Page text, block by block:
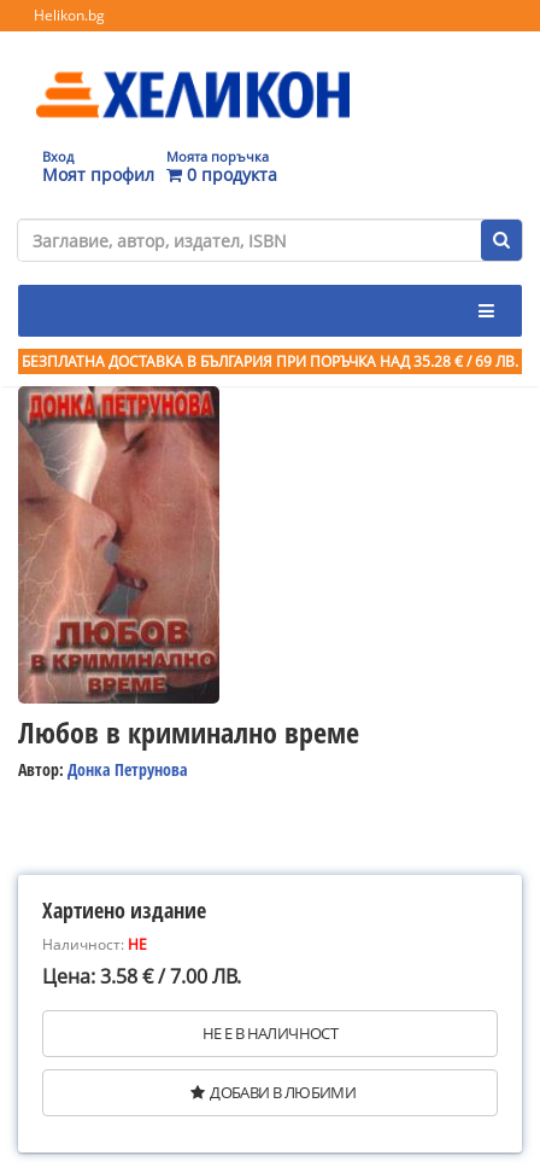
Helikon.bg
Вход
Моят профил
Моята поръчка
0 продукта
БЕЗПЛАТНА ДОСТАВКА В БЪЛГАРИЯ ПРИ ПОРЪЧКА НАД 35.28 € / 69 ЛВ.
Любов в криминално време
Автор: Донка Петрунова
Хартиено издание
Наличност: НЕ
Цена: 3.58 € / 7.00 ЛВ.
НЕ Е В НАЛИЧНОСТ
ДОБАВИ В ЛЮБИМИ